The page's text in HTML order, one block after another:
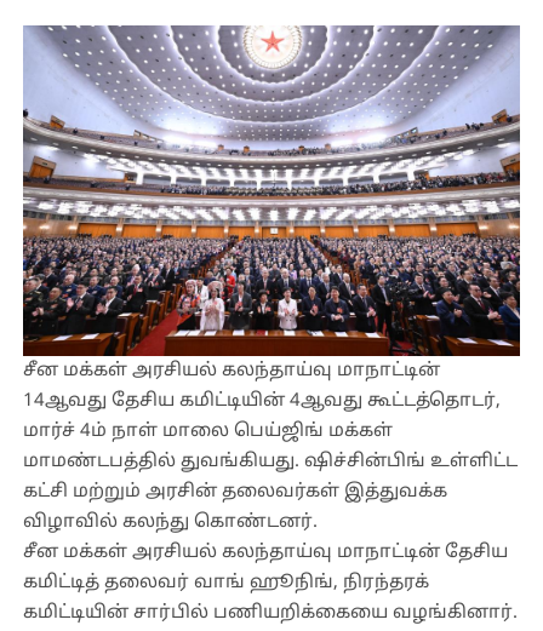
சீன மக்கள் அரசியல் கலந்தாய்வு மாநாட்டின்
14ஆவது தேசிய கமிட்டியின் 4ஆவது கூட்டத்தொடர்,
மார்ச் 4ம் நாள் மாலை பெய்ஜிங் மக்கள்
மாமண்டபத்தில் துவங்கியது. ஷிச்சின்பிங் உள்ளிட்ட
கட்சி மற்றும் அரசின் தலைவர்கள் இத்துவக்க
விழாவில் கலந்து கொண்டனர்.
சீன மக்கள் அரசியல் கலந்தாய்வு மாநாட்டின் தேசிய
கமிட்டித் தலைவர் வாங் ஹூநிங், நிரந்தரக்
கமிட்டியின் சார்பில் பணியறிக்கையை வழங்கினார்.